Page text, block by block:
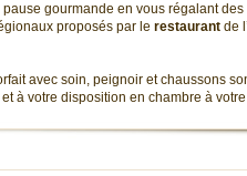
pause gourmande en vous régalant des
proposés par le restaurant de
avec soin, peignoir et chaussons
à votre disposition en chambre à